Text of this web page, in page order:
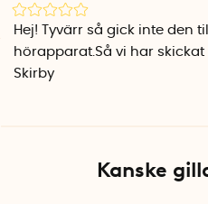
Mått sändare: 3,5 cm x 3,5 cm x
Anslutning: 3,5 mm minitele-
OBS! Hörapparaterna måste
Förpackningen innehåller en
Hej! Tyvärr så gick inte den
hörapparat.Så vi har
Skirby
Kanske